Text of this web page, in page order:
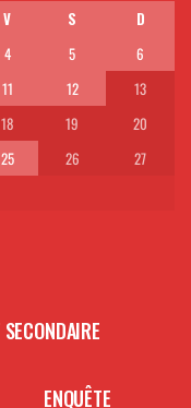
V S
D
4 5
6
11 12
13
18 19
20
25 26
27
ENQUÊTE